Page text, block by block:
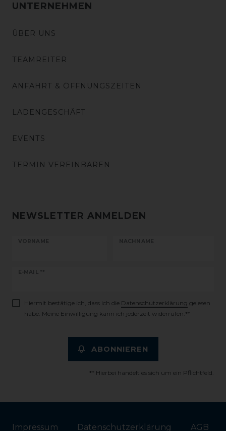
UNTERNEHMEN
ÜBER UNS
TEAMREITER
ANFAHRT & ÖFFNUNGSZEITEN
LADENGESCHÄFT
EVENTS
TERMIN VEREINBAREN
NEWSLETTER ANMELDEN
VORNAME NACHNAME
E-MAIL **
Newsletter
Hiermit bestätige ich, dass ich die Daten­schutz­erklärung gelesen
habe. Meine Einwilligung kann ich jederzeit widerrufen.**
ABONNIEREN
** Hierbei handelt es sich um ein Pflichtfeld.
Impressum Daten­schutz­erklärung AGB